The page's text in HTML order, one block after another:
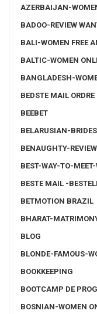
AZERBAIJAN-
BADOO-REVIEW
BALI-WOMEN FREE
BALTIC-WOMEN
BANGLADESH-
BEDSTE MAIL
BEEBET
BELARUSIAN-
BENAUGHTY-REVIEW
BEST-WAY-TO-
BESTE MAIL -
BETMOTION BRAZIL
BHARAT-
BLOG
BLONDE-FAMOUS-
BOOKKEEPING
BOOTCAMP DE
BOSNIAN-WOMEN